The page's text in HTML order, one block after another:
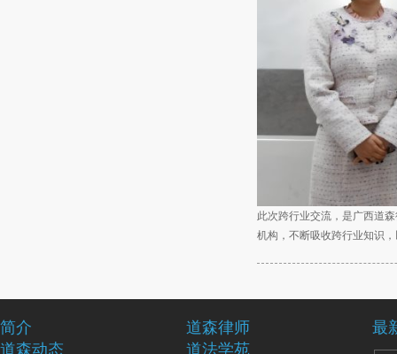
此次跨行业交流，是广西道
机构，不断吸收跨行业知识
简介
道森律师
道森动态
道法学苑
最